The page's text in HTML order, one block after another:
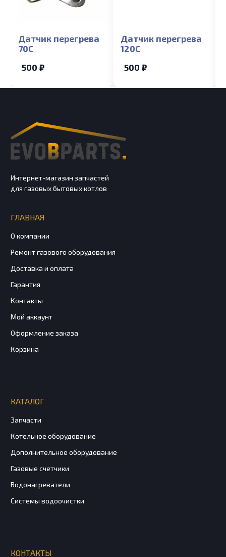
Датчик перегрева
70С
500 ₽
Датчик перегрева
120С
500 ₽
Интернет-магазин запчастей
для газовых бытовых котлов
ГЛАВНАЯ
О компании
Ремонт газового оборудования
Доставка и оплата
Гарантия
Контакты
Мой аккаунт
Оформление заказа
Корзина
КАТАЛОГ
Запчасти
Котельное оборудование
Дополнительное оборудование
Газовые счетчики
Водонагреватели
Системы водоочистки
КОНТАКТЫ